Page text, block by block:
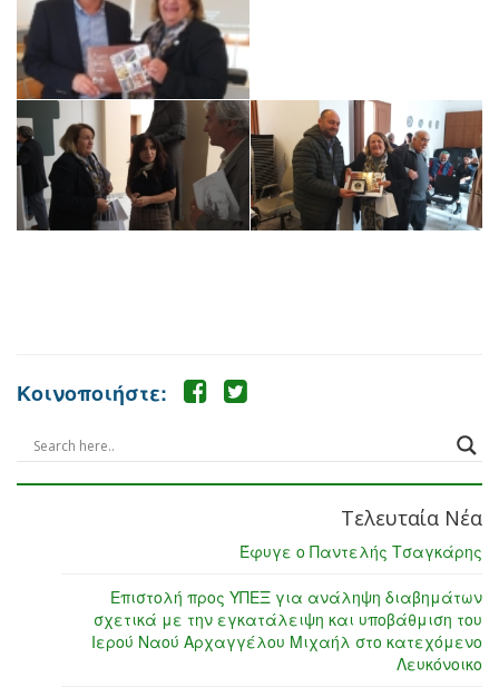
Κοινοποιήστε:
Τελευταία Νέα
Έφυγε ο Παντελής Τσαγκάρης
Επιστολή προς ΥΠΕΞ για ανάληψη διαβημάτων
σχετικά με την εγκατάλειψη και υποβάθμιση του
Ιερού Ναού Αρχαγγέλου Μιχαήλ στο κατεχόμενο
Λευκόνοικο